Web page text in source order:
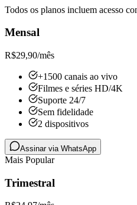
Todos os planos incluem acesso
Mensal
R$29,90/mês
+1500 canais ao vivo
Filmes e séries HD/4K
Suporte 24/7
Sem fidelidade
2 dispositivos
Assinar via WhatsApp
Mais Popular
Trimestral